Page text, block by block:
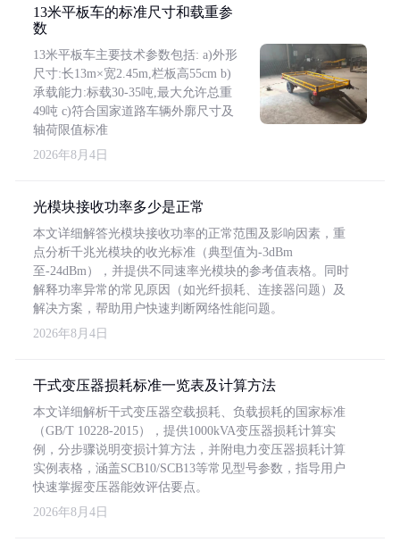
13米平板车的标准尺寸和载重参
数
13米平板车主要技术参数包括: a)外形
尺寸:长13m×宽2.45m,栏板高55cm b)
承载能力:标载30-35吨,最大允许总重
49吨 c)符合国家道路车辆外廓尺寸及
轴荷限值标准
2026年8月4日
光模块接收功率多少是正常
本文详细解答光模块接收功率的正常范围及影响因素，重
点分析千兆光模块的收光标准（典型值为-3dBm
至-24dBm），并提供不同速率光模块的参考值表格。同时
解释功率异常的常见原因（如光纤损耗、连接器问题）及
解决方案，帮助用户快速判断网络性能问题。
2026年8月4日
干式变压器损耗标准一览表及计算方法
本文详细解析干式变压器空载损耗、负载损耗的国家标准
（GB/T 10228-2015），提供1000kVA变压器损耗计算实
例，分步骤说明变损计算方法，并附电力变压器损耗计算
实例表格，涵盖SCB10/SCB13等常见型号参数，指导用户
快速掌握变压器能效评估要点。
2026年8月4日